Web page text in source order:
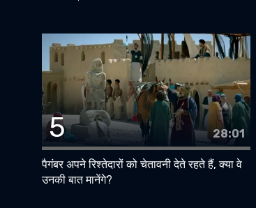
5 28:01
पैगंबर अपने रिश्तेदारों को चेतावनी देते रहते हैं, क्या वे
उनकी बात मानेंगे?